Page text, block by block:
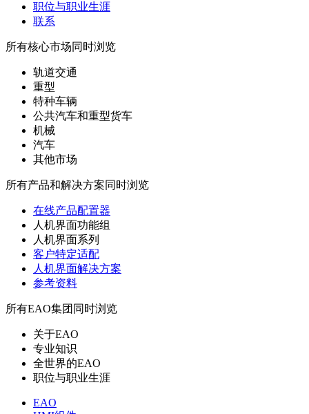
职位与职业生涯
联系
所有核心市场同时浏览
轨道交通
重型
特种车辆
公共汽车和重型货车
机械
汽车
其他市场
所有产品和解决方案同时浏览
在线产品配置器
人机界面功能组
人机界面系列
客户特定适配
人机界面解决方案
参考资料
所有EAO集团同时浏览
关于EAO
专业知识
全世界的EAO
职位与职业生涯
EAO